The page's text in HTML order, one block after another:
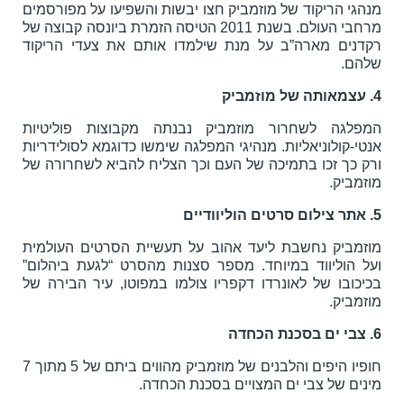
מנהגי הריקוד של מוזמביק חצו יבשות והשפיעו על מפורסמים
מרחבי העולם. בשנת 2011 הטיסה הזמרת ביונסה קבוצה של
רקדנים מארה”ב על מנת שילמדו אותם את צעדי הריקוד
שלהם.
4. עצמאותה של מוזמביק
המפלגה לשחרור מוזמביק נבנתה מקבוצות פוליטיות
אנטי-קולוניאליות. מנהיגי המפלגה שימשו כדוגמא לסולידריות
ורק כך זכו בתמיכה של העם וכך הצליח להביא לשחרורה של
מוזמביק.
5. אתר צילום סרטים הוליוודיים
מוזמביק נחשבת ליעד אהוב על תעשיית הסרטים העולמית
ועל הוליווד במיוחד. מספר סצנות מהסרט “לגעת ביהלום”
בכיכובו של לאונרדו דקפריו צולמו במפוטו, עיר הבירה של
מוזמביק.
6. צבי ים בסכנת הכחדה
חופיו היפים והלבנים של מוזמביק מהווים ביתם של 5 מתוך 7
מינים של צבי ים המצויים בסכנת הכחדה.